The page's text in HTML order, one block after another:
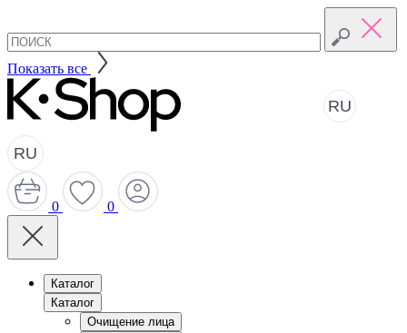
Показать все
RU
RU
0 0
Каталог
Каталог
Очищение лица